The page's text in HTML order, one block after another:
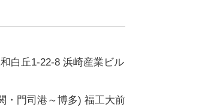
白丘1-22-8 浜崎産業ビル
・門司港～博多) 福工大前